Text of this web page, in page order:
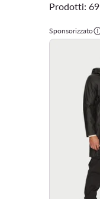
di prodotti:
prodotti:
di prodotti:
prodotti:
di prodotti:
Prodotti: 69
Sponsorizzato